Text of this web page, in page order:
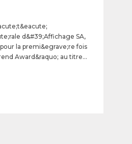
d&#39;Affichage SA,
la premi&egrave;re fois
Award&raquo; au titre
publicitaires a